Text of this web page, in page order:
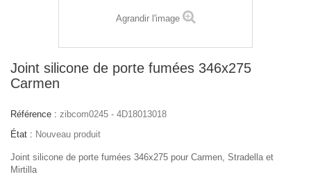
Agrandir l'image
Joint silicone de porte fumées 346x275
Carmen
Référence : zibcom0245 - 4D18013018
État : Nouveau produit
Joint silicone de porte fumées 346x275 pour Carmen, Stradella et
Mirtilla